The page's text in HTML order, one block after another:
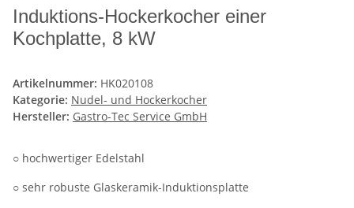
Induktions-Hockerkocher einer
Kochplatte, 8 kW
Artikelnummer: HK020108
Kategorie: Nudel- und Hockerkocher
Hersteller: Gastro-Tec Service GmbH
○ hochwertiger Edelstahl
○ sehr robuste Glaskeramik-Induktionsplatte